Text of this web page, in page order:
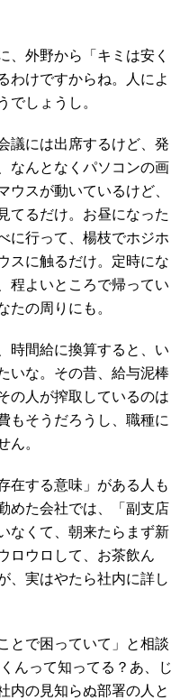
、外野から「キミは安く
わけですからね。人によ
でしょうし。
議には出席するけど、発
なんとなくパソコンの画
ウスが動いているけど、
てるだけ。お昼になった
に行って、楊枝でホジホ
スに触るだけ。定時にな
程よいところで帰ってい
たの周りにも。
時間給に換算すると、い
いな。その昔、給与泥棒
の人が搾取しているのは
もそうだろうし、職種に
ん。
在する意味」がある人も
めた会社では、「副支店
なくて、朝来たらまず新
ロウロして、お茶飲ん
、実はやたら社内に詳し
とで困っていて」と相談
んって知ってる？あ、じ
内の見知らぬ部署の人と